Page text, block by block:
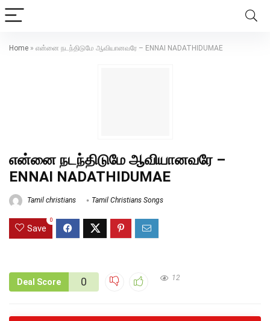
Home » என்னை நடந்திடுமே ஆவியானவரே – ENNAI NADATHIDUMAE
என்னை நடந்திடுமே ஆவியானவரே –
ENNAI NADATHIDUMAE
Tamil christians Tamil Christians Songs
Save
0
Deal Score 0 12